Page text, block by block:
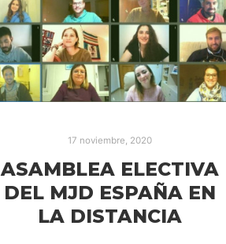
17 noviembre, 2020
ASAMBLEA ELECTIVA
DEL MJD ESPAÑA EN
LA DISTANCIA